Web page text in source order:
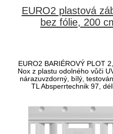
EURO2 plastová
bez fólie, 200
EURO2 BARIÉROVÝ PLOT
Nox z plastu odolného vůči
nárazuvzdorný, bílý,
TL Absperrtechnik 97,